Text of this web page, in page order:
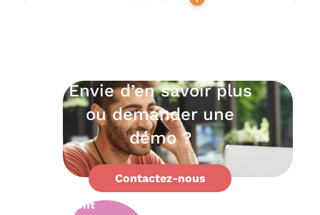
Envie d’en savoir plus
ou demander une
démo ?
Contactez-nous
Support
client